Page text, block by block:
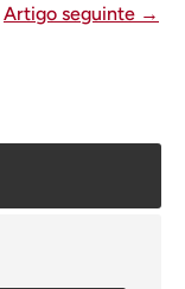
Artigo seguinte →